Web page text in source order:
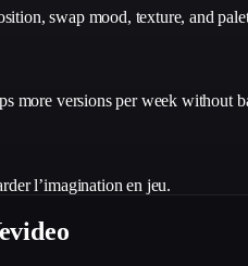
swap mood, texture, and
more versions per week without
l’imagination en jeu.